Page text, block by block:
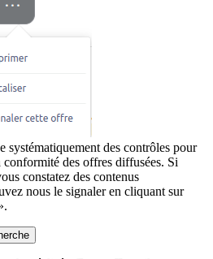
systématiquement des contrôles pour
des offres diffusées. Si
constatez des contenus
nous le signaler en cliquant sur